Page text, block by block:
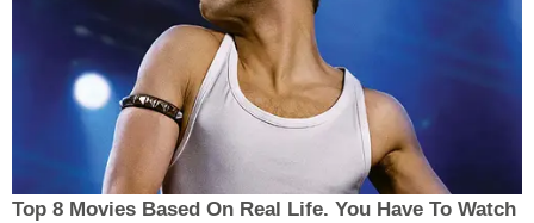
Top 8 Movies Based On Real Life. You Have To Watch